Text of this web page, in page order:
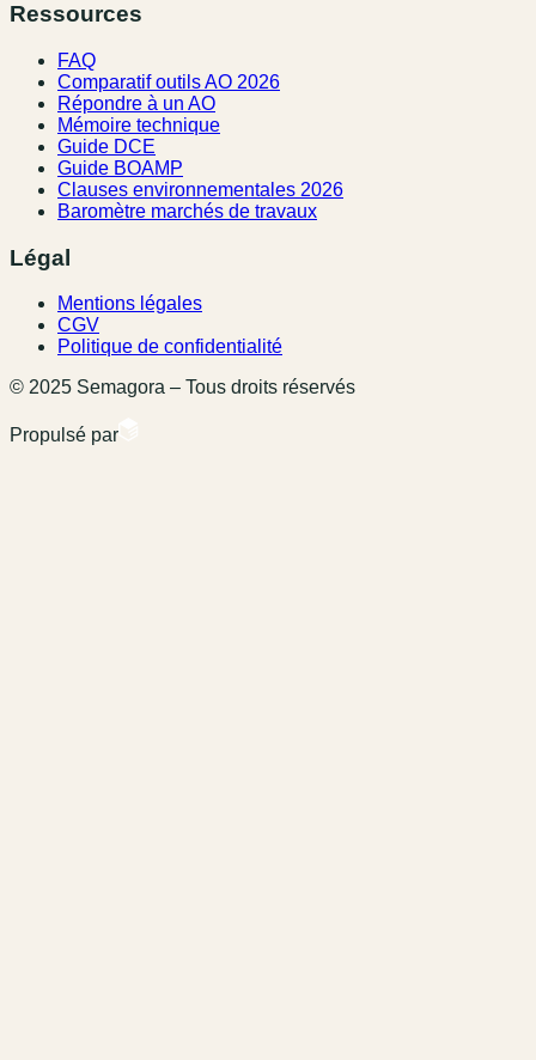
Ressources
FAQ
Comparatif outils AO 2026
Répondre à un AO
Mémoire technique
Guide DCE
Guide BOAMP
Clauses environnementales 2026
Baromètre marchés de travaux
Légal
Mentions légales
CGV
Politique de confidentialité
© 2025 Semagora – Tous droits réservés
Propulsé par